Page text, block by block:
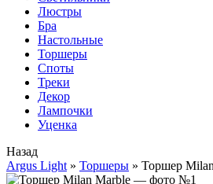
Люстры
Бра
Настольные
Торшеры
Споты
Треки
Декор
Лампочки
Уценка
Назад
Argus Light » Торшеры » Торшер